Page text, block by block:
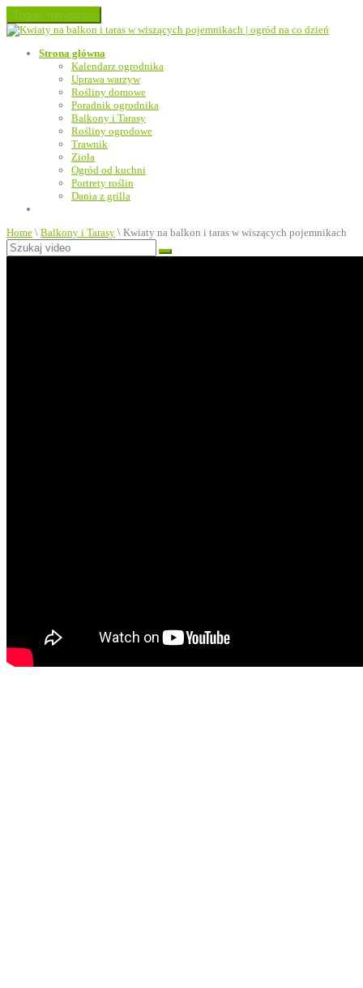
Toggle navigation
Strona główna
Kalendarz ogrodnika
Uprawa warzyw
Rośliny domowe
Poradnik ogrodnika
Balkony i Tarasy
Rośliny ogrodowe
Trawnik
Zioła
Ogród od kuchni
Portrety roślin
Dania z grilla
Home \ Balkony i Tarasy \ Kwiaty na balkon i taras w wiszących pojemnikach